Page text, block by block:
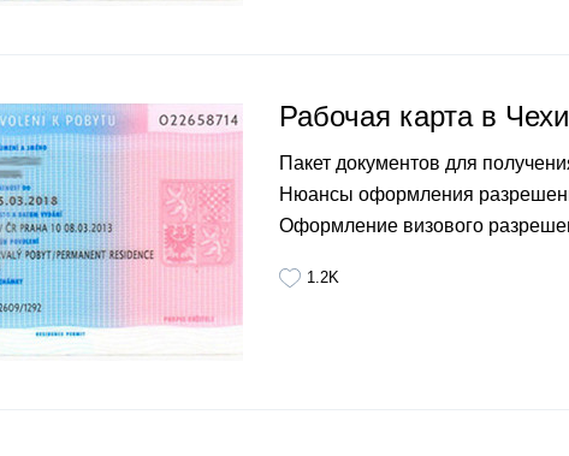
Рабочая карта в
Пакет документов для
Нюансы оформления
Оформление визового
1.2K